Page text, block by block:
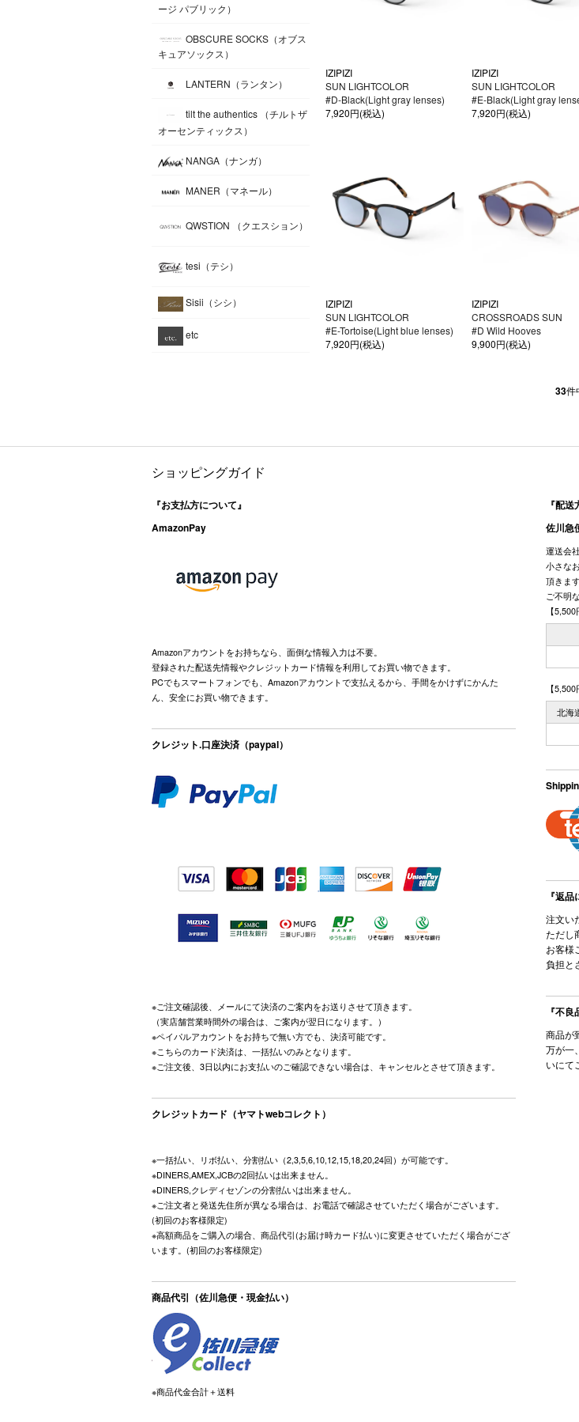
ージ パブリック）
OBSCURE SOCKS（オブス
キュアソックス）
LANTERN（ランタン）
tilt the authentics （チルトザ
オーセンティックス）
NANGA（ナンガ）
MANER（マネール）
QWSTION （クエスション）
tesi（テシ）
Sisii（シシ）
etc
IZIPIZI
SUN LIGHTCOLOR
#D-Black(Light gray lenses)
7,920円(税込)
IZIPIZI
SUN LIGHTCOLOR
#E-Black(Light gray
7,920円(税込)
IZIPIZI
SUN LIGHTCOLOR
#E-Tortoise(Light blue lenses)
7,920円(税込)
IZIPIZI
CROSSROADS SUN
#D Wild Hooves
9,900円(税込)
33件
ショッピングガイド
『お支払方について』
AmazonPay
Amazonアカウントをお持ちなら、面倒な情報入力は不要。
登録された配送先情報やクレジットカード情報を利用してお買い物できます。
PCでもスマートフォンでも、Amazonアカウントで支払えるから、手間をかけずにかんた
ん、安全にお買い物できます。
クレジット.口座決済（paypal）
※ご注文確認後、メールにて決済のご案内をお送りさせて頂きます。
（実店舗営業時間外の場合は、ご案内が翌日になります。）
※ペイパルアカウントをお持ちで無い方でも、決済可能です。
※こちらのカード決済は、一括払いのみとなります。
※ご注文後、3日以内にお支払いのご確認できない場合は、キャンセルとさせて頂きます。
クレジットカード（ヤマトwebコレクト）
※一括払い、リボ払い、分割払い（2,3,5,6,10,12,15,18,20,24回）が可能です。
※DINERS,AMEX,JCBの2回払いは出来ません。
※DINERS,クレディセゾンの分割払いは出来ません。
※ご注文者と発送先住所が異なる場合は、お電話で確認させていただく場合がございます。
(初回のお客様限定)
※高額商品をご購入の場合、商品代引(お届け時カード払い)に変更させていただく場合がござ
います。(初回のお客様限定)
商品代引（佐川急便・現金払い）
※商品代金合計＋送料
『配
佐川急
運送会
小さな
頂きま
ご不明
【
【
北海
『返品
注文い
ただし
お客様
負担と
『不
商品が
万が一
いにて